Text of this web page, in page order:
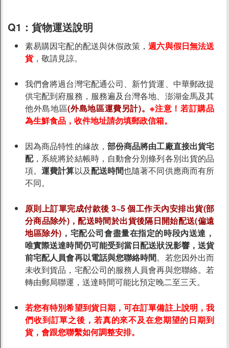
電腦操作問題
關於我們
品牌故事
素食分類說明
隱私權聲明
客戶服務
訂單/配送進度查詢
訂購說明
發票問題
海外訂購辦法
折價券說明
FAQ常見問題
客服資訊
常見問題
純素購LINE客服
Q1： 貨物運送說明
素易購因宅配的配送與休假政策，週六與假日無法送
貨，敬請見諒。
我們會將過台灣宅配通公司、新竹貨運、中華郵政提
供宅配到府服務，服務遍及台灣各地、澎湖金馬及其
他外島地區(外島地區運費另計)。※注意！若訂購品
為生鮮食品，收件地址請勿填郵政信箱。
因為商品特性的緣故， 部份商品將由工廠直接出貨宅
配，系統將於結帳時，自動會分別條列各別出貨的品
項。運費計算以及配送時間也隨著不同供應商而有所
不同。
原則上訂單完成付款後 3~5 個工作天內安排出貨(部
分商品除外)，配送時間於出貨後隔日開始配送(偏遠
地區除外) ，宅配公司會盡量在指定的時段內送達，
唯實際送達時間仍可能受到當日配送狀況影響，送貨
前宅配人員會再以電話與您聯絡時間。若您因外出而
未收到貨品，宅配公司的服務人員會再與您聯絡。若
轉由郵局聯運，送達時間可能比預定晚二至三天。
若您有特別希望到貨日期，可在訂單備註上說明，我
們收到訂單之後，若真的來不及在您期望的日期到
貨，會跟您聯繫如何調整安排。